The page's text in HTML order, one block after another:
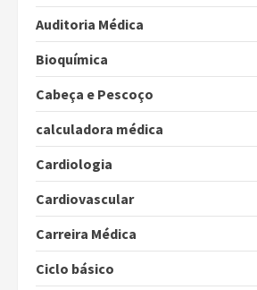
Auditoria Médica
Bioquímica
Cabeça e Pescoço
calculadora médica
Cardiologia
Cardiovascular
Carreira Médica
Ciclo básico